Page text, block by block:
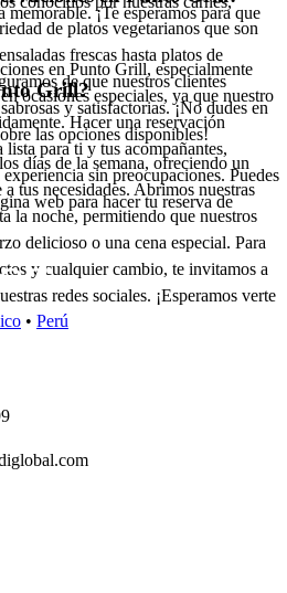
memorable. ¡Te esperamos para que
de platos vegetarianos que son
frescas hasta platos de
de que nuestros clientes
y satisfactorias. ¡No dudes en
las opciones disponibles!
en Punto Grill, especialmente
ocasiones especiales, ya que nuestro
Hacer una reservación
lista para ti y tus acompañantes,
sin preocupaciones. Puedes
web para hacer tu reserva de
Grill?
días de la semana, ofreciendo un
tus necesidades. Abrimos nuestras
la noche, permitiendo que nuestros
delicioso o una cena especial. Para
y cualquier cambio, te invitamos a
redes sociales. ¡Esperamos verte
• Perú